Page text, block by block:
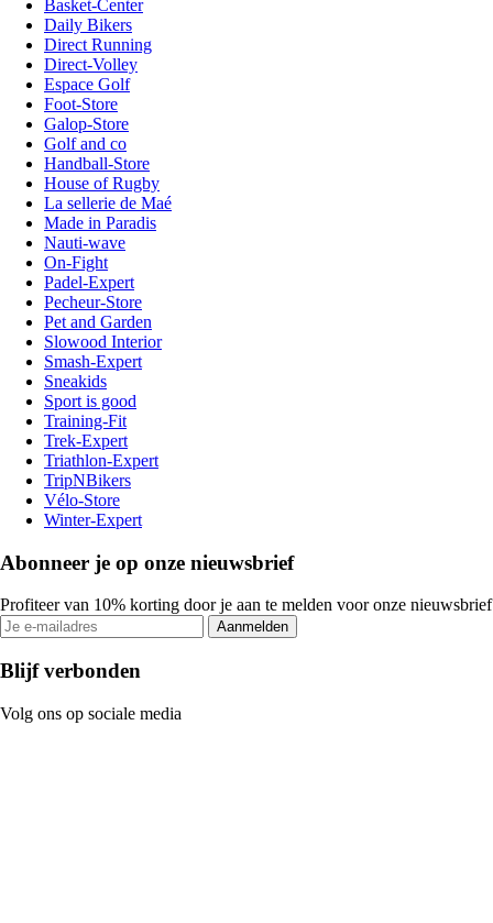
Basket-Center
Daily Bikers
Direct Running
Direct-Volley
Espace Golf
Foot-Store
Galop-Store
Golf and co
Handball-Store
House of Rugby
La sellerie de Maé
Made in Paradis
Nauti-wave
On-Fight
Padel-Expert
Pecheur-Store
Pet and Garden
Slowood Interior
Smash-Expert
Sneakids
Sport is good
Training-Fit
Trek-Expert
Triathlon-Expert
TripNBikers
Vélo-Store
Winter-Expert
Abonneer je op onze nieuwsbrief
Profiteer van 10% korting door je aan te melden voor onze nieuwsbrief
Aanmelden
Blijf verbonden
Volg ons op sociale media